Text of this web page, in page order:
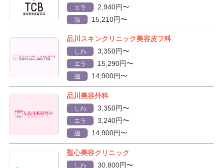
エラ 2,940円〜
脇 15,210円〜
品川スキンクリニック美容皮フ科
しわ 3,350円〜
エラ 15,290円〜
脇 14,900円〜
品川美容外科
しわ 3,350円〜
エラ 3,240円〜
脇 14,900円〜
聖心美容クリニック
しわ 30,800円〜